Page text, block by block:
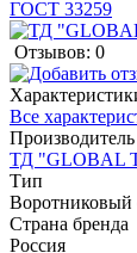
Отзывов: 0
Все
Производитель
ТД "GLOBAL
Тип
Воротниковый
Страна бренда
Россия